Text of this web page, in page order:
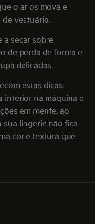
o ar os mova e
de vestuário.
a secar sobre
de perda de forma e
delicadas.
estas dicas
interior na máquina e
em mente, ao
sua lingerie não fica
cor e textura que